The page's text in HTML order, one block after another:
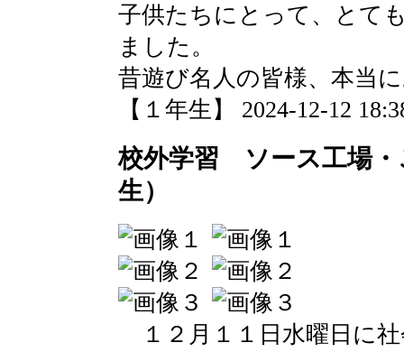
子供たちにとって、とて
ました。
昔遊び名人の皆様、本当
【１年生】 2024-12-12
校外学習 ソース工場・
生）
１２月１１日水曜日に